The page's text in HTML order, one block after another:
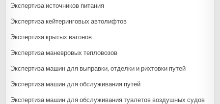
Экспертиза источников питания
Экспертиза кейтеринговых автолифтов
Экспертиза крытых вагонов
Экспертиза маневровых тепловозов
Экспертиза машин для выправки, отделки и рихтовки путей
Экспертиза машин для обслуживания путей
Экспертиза машин для обслуживания туалетов воздушных судов